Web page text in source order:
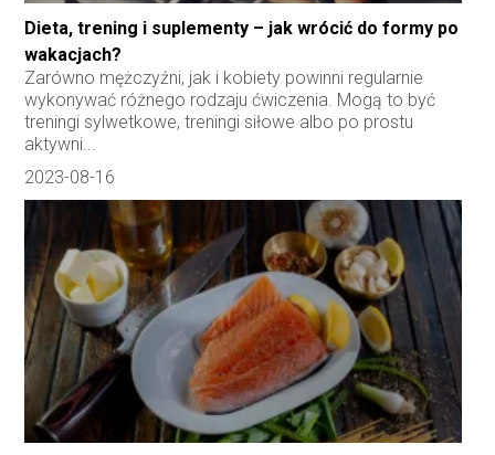
Dieta, trening i suplementy – jak wrócić do formy po
wakacjach?
Zarówno mężczyźni, jak i kobiety powinni regularnie
wykonywać różnego rodzaju ćwiczenia. Mogą to być
treningi sylwetkowe, treningi siłowe albo po prostu
aktywni...
2023-08-16